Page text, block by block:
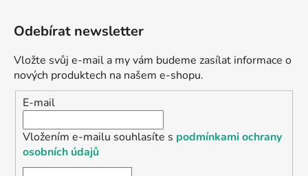
Odebírat newsletter
Vložte svůj e-mail a my vám budeme zasílat informace o
nových produktech na našem e-shopu.
E-mail
Vložením e-mailu souhlasíte s podmínkami ochrany
osobních údajů